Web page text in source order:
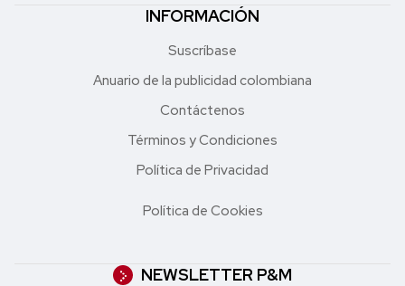
INFORMACIÓN
Suscríbase
Anuario de la publicidad colombiana
Contáctenos
Términos y Condiciones
Política de Privacidad
Política de Cookies
NEWSLETTER P&M